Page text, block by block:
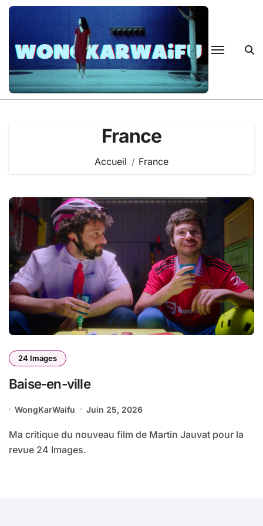
Passer
France
Accueil France
24 Images
Baise-en-ville
WongKarWaifu Juin 25, 2026
Ma critique du nouveau film de Martin Jauvat pour la
revue 24 Images.